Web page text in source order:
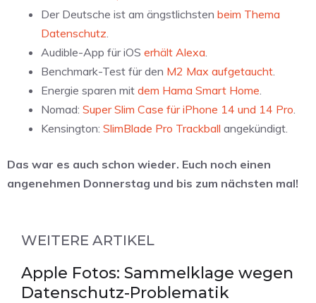
Der Deutsche ist am ängstlichsten beim Thema
Datenschutz
Audible-App für iOS erhält Alexa
Benchmark-Test für den M2 Max aufgetaucht
Energie sparen mit dem Hama Smart Home
Nomad: Super Slim Case für iPhone 14 und 14 Pro
Kensington: SlimBlade Pro Trackball angekündigt.
Das war es auch schon wieder. Euch noch einen
angenehmen Donnerstag und bis zum nächsten mal!
WEITERE ARTIKEL
Apple Fotos: Sammelklage wegen
Datenschutz-Problematik